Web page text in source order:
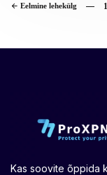
Eelmine lehekülg 1
Kas soovite õppida